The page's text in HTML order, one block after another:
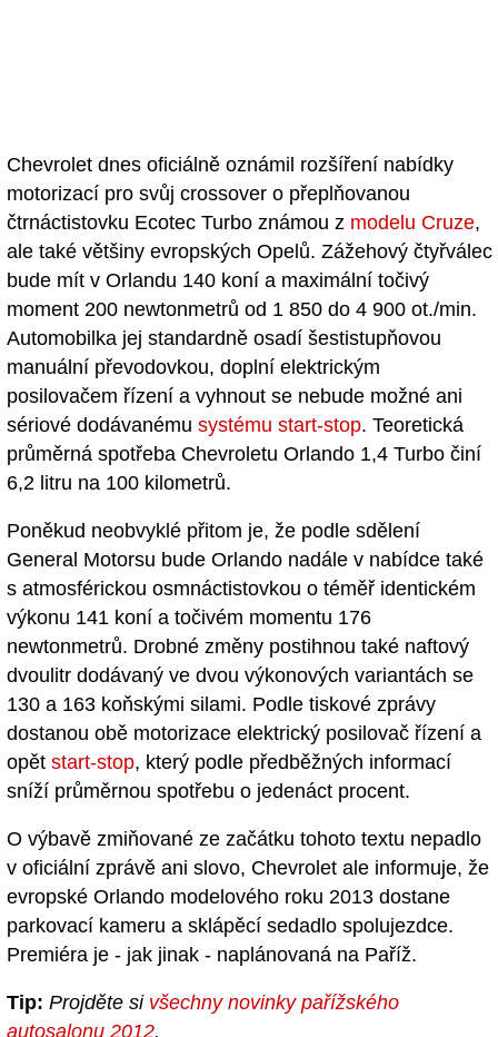
Chevrolet dnes oficiálně oznámil rozšíření nabídky
motorizací pro svůj crossover o přeplňovanou
čtrnáctistovku Ecotec Turbo známou z modelu Cruze,
ale také většiny evropských Opelů. Zážehový čtyřválec
bude mít v Orlandu 140 koní a maximální točivý
moment 200 newtonmetrů od 1 850 do 4 900 ot./min.
Automobilka jej standardně osadí šestistupňovou
manuální převodovkou, doplní elektrickým
posilovačem řízení a vyhnout se nebude možné ani
sériové dodávanému systému start-stop. Teoretická
průměrná spotřeba Chevroletu Orlando 1,4 Turbo činí
6,2 litru na 100 kilometrů.
Poněkud neobvyklé přitom je, že podle sdělení
General Motorsu bude Orlando nadále v nabídce také
s atmosférickou osmnáctistovkou o téměř identickém
výkonu 141 koní a točivém momentu 176
newtonmetrů. Drobné změny postihnou také naftový
dvoulitr dodávaný ve dvou výkonových variantách se
130 a 163 koňskými silami. Podle tiskové zprávy
dostanou obě motorizace elektrický posilovač řízení a
opět start-stop, který podle předběžných informací
sníží průměrnou spotřebu o jedenáct procent.
O výbavě zmiňované ze začátku tohoto textu nepadlo
v oficiální zprávě ani slovo, Chevrolet ale informuje, že
evropské Orlando modelového roku 2013 dostane
parkovací kameru a sklápěcí sedadlo spolujezdce.
Premiéra je - jak jinak - naplánovaná na Paříž.
Tip: Projděte si všechny novinky pařížského
autosalonu 2012.